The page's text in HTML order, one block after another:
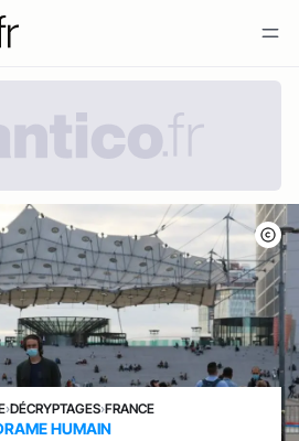
›DÉCRYPTAGES›FRANCE
HUMAIN